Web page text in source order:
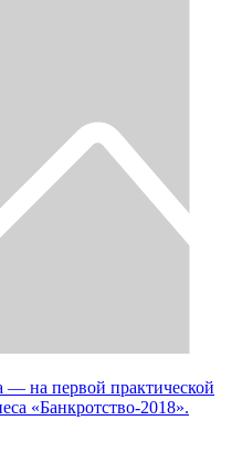
— на первой практической
«Банкротство-2018».